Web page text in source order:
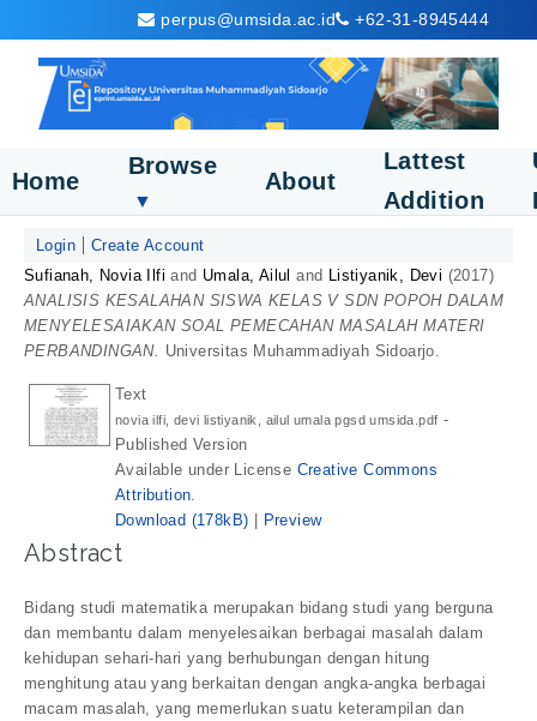
perpus@umsida.ac.id +62-31-8945444
Home
Browse
▼
About
Lattest
Addition
Login
Create Account
Sufianah, Novia Ilfi and Umala, Ailul and Listiyanik, Devi (2017)
ANALISIS KESALAHAN SISWA KELAS V SDN POPOH DALAM
MENYELESAIAKAN SOAL PEMECAHAN MASALAH MATERI
PERBANDINGAN. Universitas Muhammadiyah Sidoarjo.
Text
novia ilfi, devi listiyanik, ailul umala pgsd umsida.pdf -
Published Version
Available under License Creative Commons
Attribution.
Download (178kB)
Preview
Abstract
Bidang studi matematika merupakan bidang studi yang berguna
dan membantu dalam menyelesaikan berbagai masalah dalam
kehidupan sehari-hari yang berhubungan dengan hitung
menghitung atau yang berkaitan dengan angka-angka berbagai
macam masalah, yang memerlukan suatu keterampilan dan